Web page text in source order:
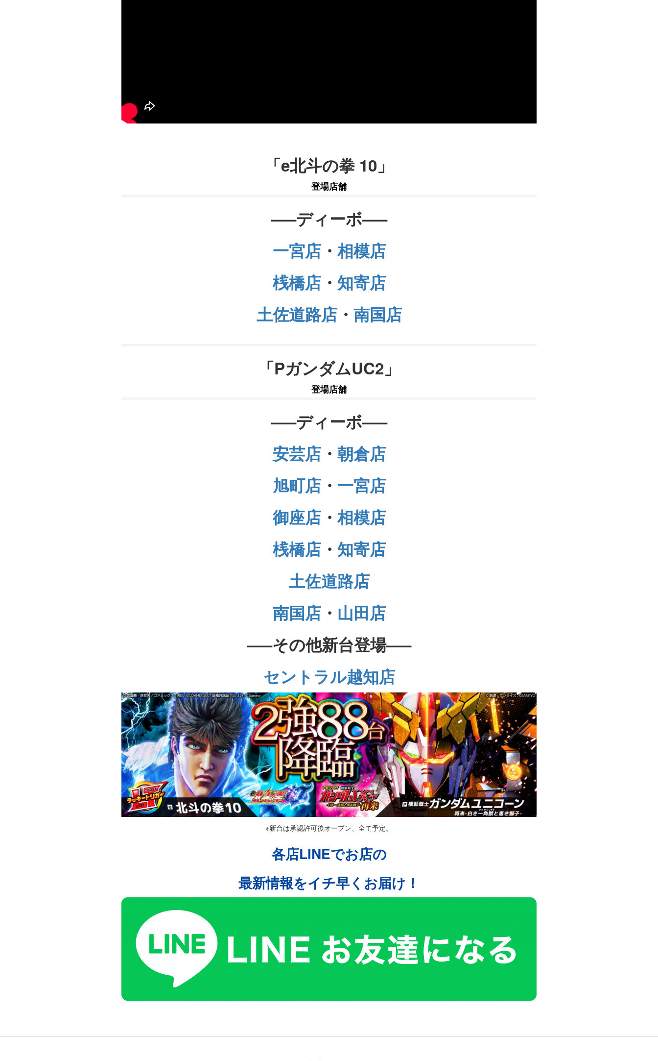
「e北斗の拳 10」
登場店舗
—–ディーボ—–
一宮店・ 相模店
桟橋店・ 知寄店
土佐道路店・ 南国店
「PガンダムUC2」
登場店舗
—–ディーボ—–
安芸店・ 朝倉店
旭町店・ 一宮店
御座店・ 相模店
桟橋店・ 知寄店
土佐道路店
南国店・ 山田店
—–その他新台登場—–
セントラル越知店
※新台は承認許可後オープン、全て予定。
各店LINEでお店の
最新情報をイチ早くお届け！